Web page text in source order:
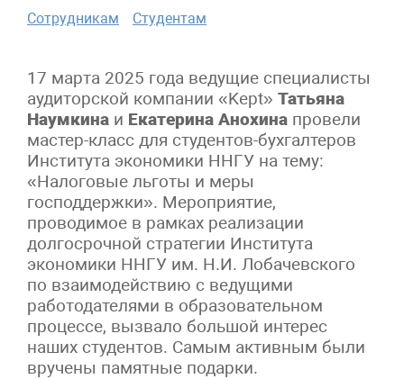
Сотрудникам
Студентам
17 марта 2025 года ведущие специалисты
аудиторской компании «Kept» Татьяна
Наумкина и Екатерина Анохина провели
мастер-класс для студентов-бухгалтеров
Института экономики ННГУ на тему:
«Налоговые льготы и меры
господдержки». Мероприятие,
проводимое в рамках реализации
долгосрочной стратегии Института
экономики ННГУ им. Н.И. Лобачевского
по взаимодействию с ведущими
работодателями в образовательном
процессе, вызвало большой интерес
наших студентов. Самым активным были
вручены памятные подарки.